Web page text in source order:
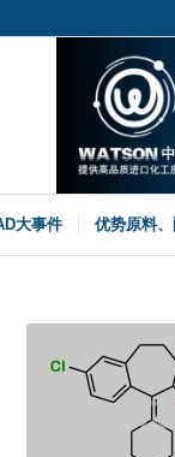
大事件 优势原料